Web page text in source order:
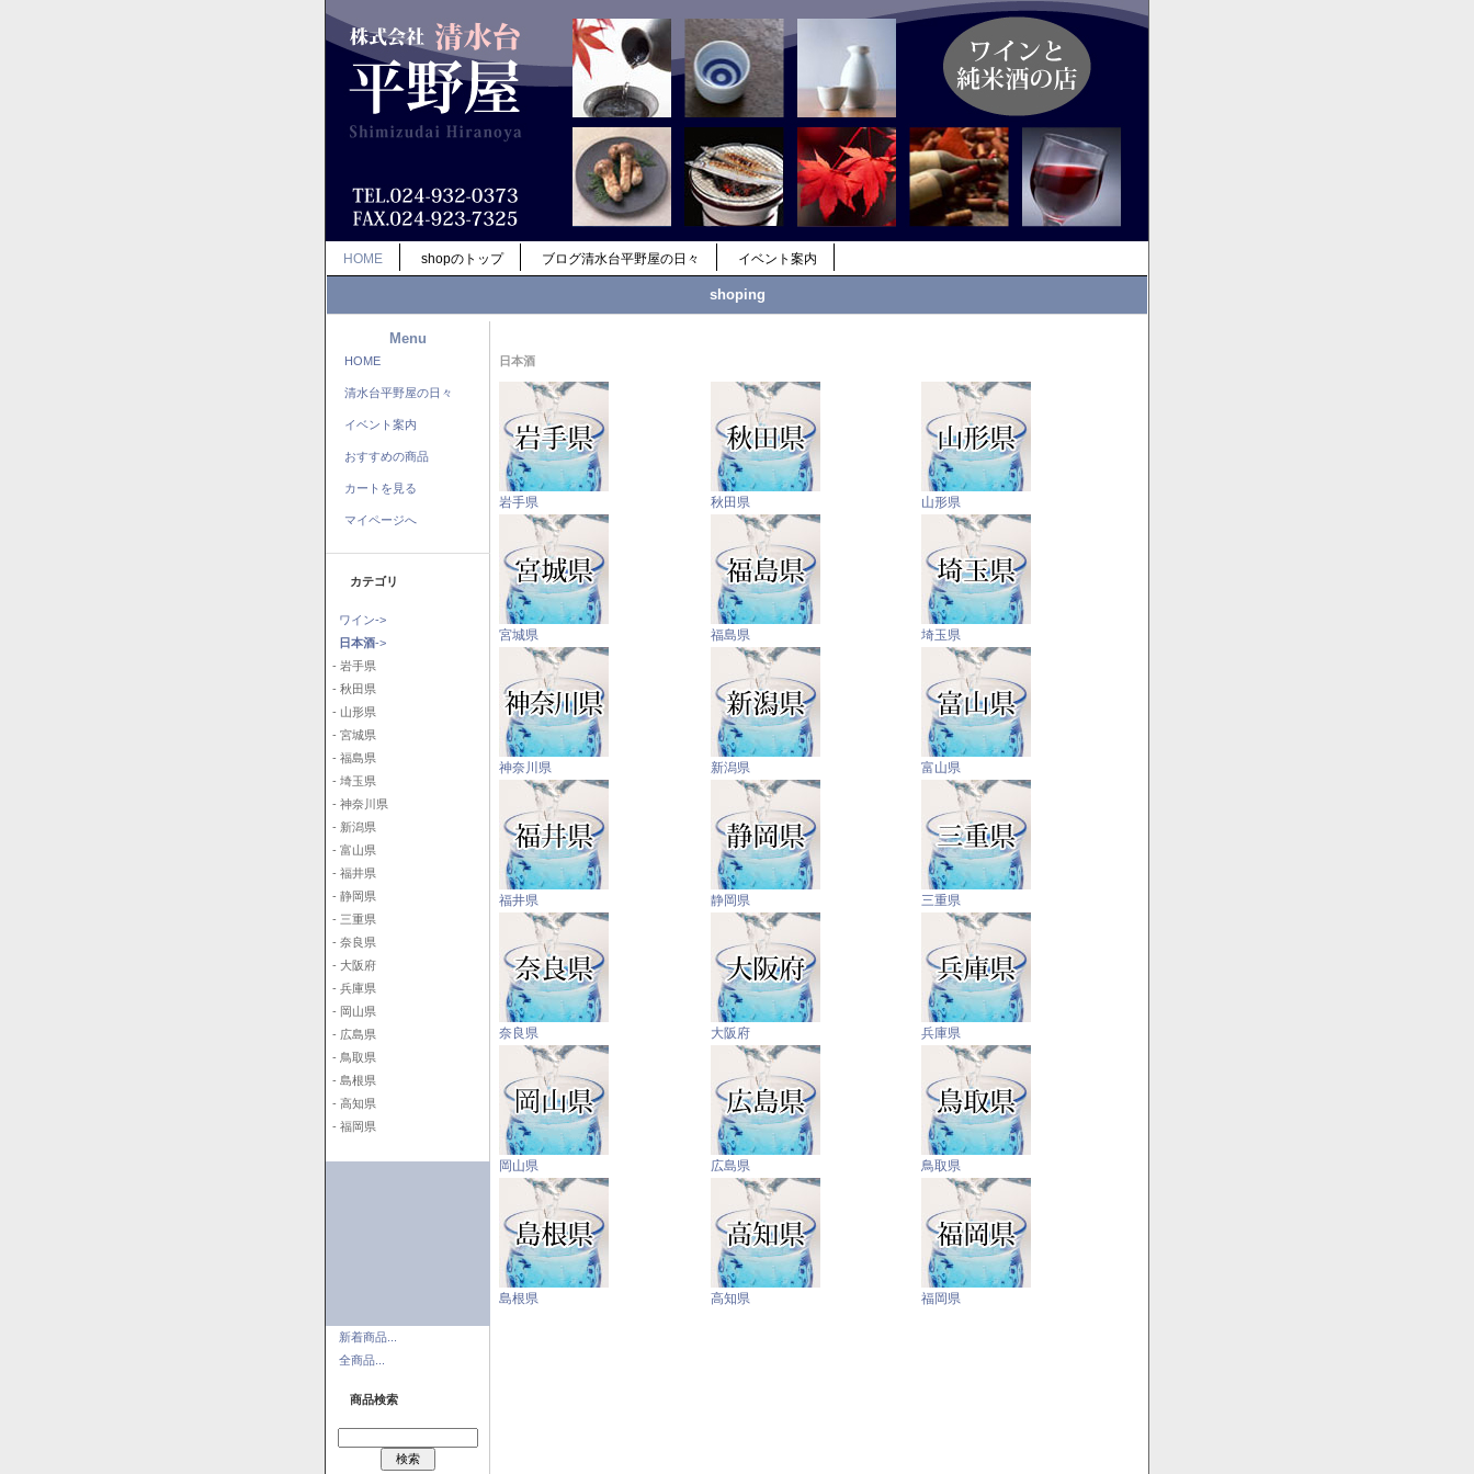
HOME shopのトップ ブログ清水台平野屋の日々 イベント案内
shoping
Menu
HOME
清水台平野屋の日々
イベント案内
おすすめの商品
カートを見る
マイページへ
カテゴリ
ワイン->
日本酒->
- 岩手県
- 秋田県
- 山形県
- 宮城県
- 福島県
- 埼玉県
- 神奈川県
- 新潟県
- 富山県
- 福井県
- 静岡県
- 三重県
- 奈良県
- 大阪府
- 兵庫県
- 岡山県
- 広島県
- 鳥取県
- 島根県
- 高知県
- 福岡県
新着商品...
全商品...
商品検索
日本酒
岩手県 秋田県 山形県
宮城県 福島県 埼玉県
神奈川県 新潟県 富山県
福井県 静岡県 三重県
奈良県 大阪府 兵庫県
岡山県 広島県 鳥取県
島根県 高知県 福岡県